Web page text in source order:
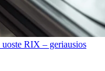
RIX – geriausios